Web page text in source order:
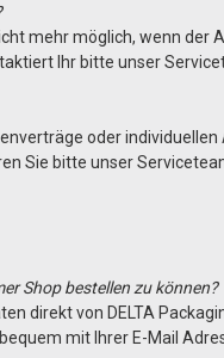
mehr möglich, wenn
Ihr bitte unser
oder
Sie bitte unser
Shop bestellen zu können?
direkt von DELTA
mit Ihrer E-Mail